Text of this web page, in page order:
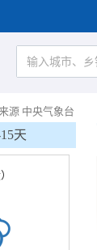
源 中央气象台
天